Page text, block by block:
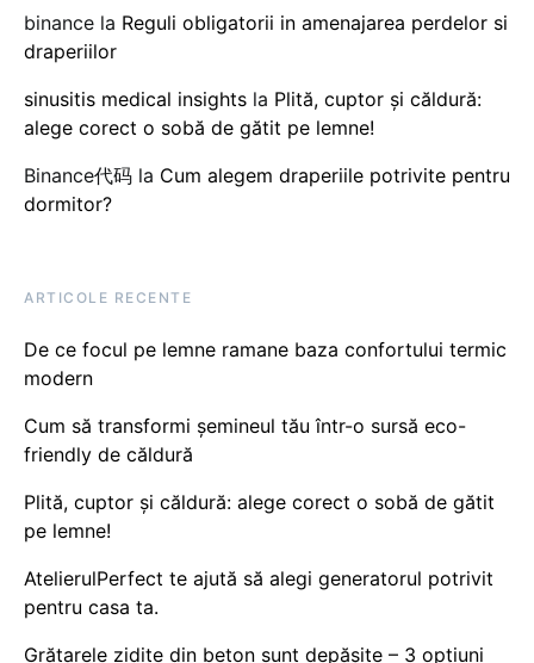
binance la Reguli obligatorii in amenajarea perdelor si
draperiilor
sinusitis medical insights la Plită, cuptor și căldură:
alege corect o sobă de gătit pe lemne!
Binance代码 la Cum alegem draperiile potrivite pentru
dormitor?
ARTICOLE RECENTE
De ce focul pe lemne ramane baza confortului termic
modern
Cum să transformi șemineul tău într-o sursă eco-
friendly de căldură
Plită, cuptor și căldură: alege corect o sobă de gătit
pe lemne!
AtelierulPerfect te ajută să alegi generatorul potrivit
pentru casa ta.
Grătarele zidite din beton sunt depășite – 3 opțiuni